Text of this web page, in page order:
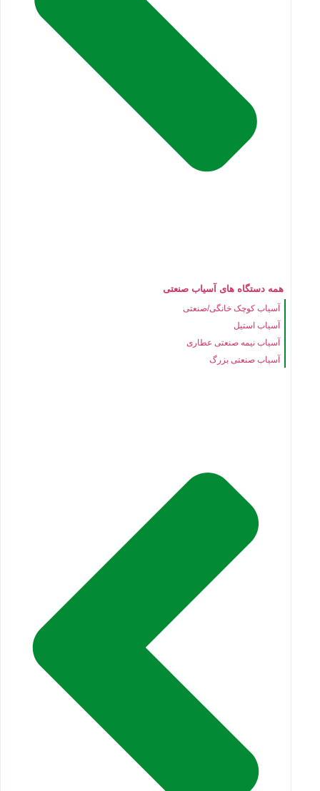
همه دستگاه های آسیاب صنعتی
آسیاب کوچک خانگی/صنعتی
آسیاب استیل
آسیاب نیمه صنعتی عطاری
آسیاب صنعتی بزرگ